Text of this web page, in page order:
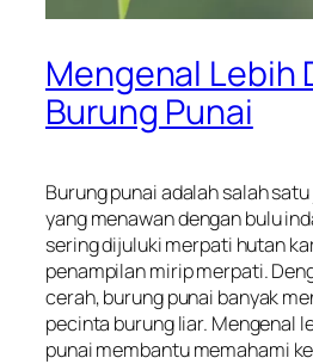
Mengenal Lebih
Burung Punai
Burung punai adalah salah
yang menawan dengan bulu
sering dijuluki merpati hutan
penampilan mirip merpati.
cerah, burung punai banyak
pecinta burung liar. Mengenal
punai membantu memahami